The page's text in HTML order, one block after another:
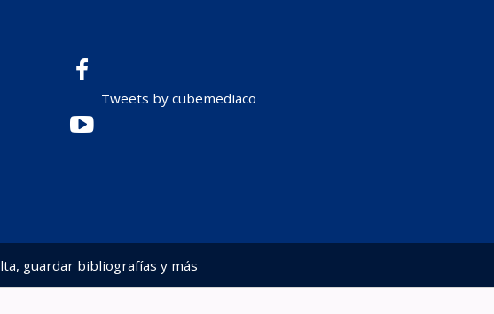
Tweets by cubemediaco
guardar bibliografías y más